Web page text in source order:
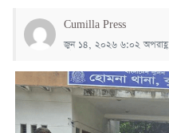
Cumilla Press
জুন ১৪, ২০২৬ ৬:০২ অপরাহ্ণ